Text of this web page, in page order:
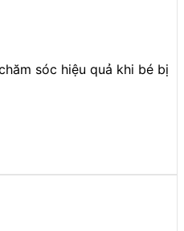
sóc hiệu quả khi bé bị